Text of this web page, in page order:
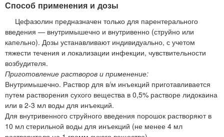
Способ применения и дозы
Цефазолин предназначен только для парентерального
введения — внутримышечно и внутривенно (струйно или
капельно). Дозы устанавливают индивидуально, с учетом
тяжести течения и локализации инфекции, чувствительности
возбудителя.
Приготовление растворов и применение:
Внутримышечно. Раствор для в/м инъекций приготавливается
путем растворения сухого вещества в 0,5% растворе лидокаина
или в 2-3 мл воды для инъекций.
Для внутривенного струйного введения порошок растворяют в
10 мл стерильной воды для инъекций (не менее 4 мл